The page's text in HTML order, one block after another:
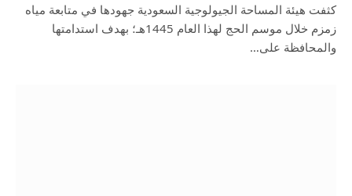
كثفت هيئة المساحة الجيولوجية السعودية ‏جهودها في متابعة مياه
زمزم خلال موسم الحج لهذا العام 1445هـ؛ بهدف استدامتها
والمحافظة على…